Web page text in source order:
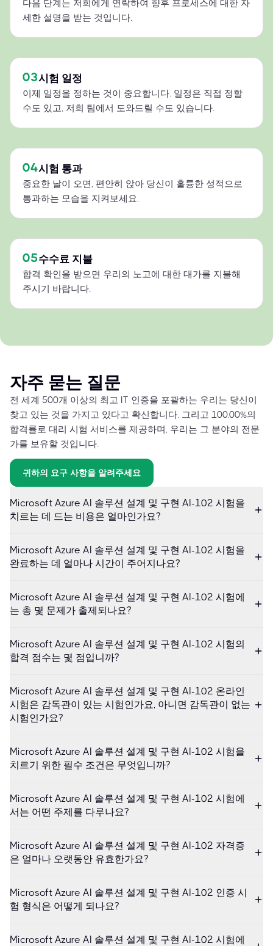
다음 단계는 저희에게 연락하여 향후 프로세스에 대한 자
세한 설명을 받는 것입니다.
03시험 일정
이제 일정을 정하는 것이 중요합니다. 일정은 직접 정할
수도 있고, 저희 팀에서 도와드릴 수도 있습니다.
04시험 통과
중요한 날이 오면, 편안히 앉아 당신이 훌륭한 성적으로
통과하는 모습을 지켜보세요.
05수수료 지불
합격 확인을 받으면 우리의 노고에 대한 대가를 지불해
주시기 바랍니다.
자주 묻는 질문
전 세계 500개 이상의 최고 IT 인증을 포괄하는 우리는 당신이
찾고 있는 것을 가지고 있다고 확신합니다. 그리고 100.00%의
합격률로 대리 시험 서비스를 제공하며, 우리는 그 분야의 전문
가를 보유할 것입니다.
귀하의 요구 사항을 알려주세요
Microsoft Azure AI 솔루션 설계 및 구현 AI-102 시험을
치르는 데 드는 비용은 얼마인가요?
Microsoft Azure AI 솔루션 설계 및 구현 AI-102 시험을
완료하는 데 얼마나 시간이 주어지나요?
Microsoft Azure AI 솔루션 설계 및 구현 AI-102 시험에
는 총 몇 문제가 출제되나요?
Microsoft Azure AI 솔루션 설계 및 구현 AI-102 시험의
합격 점수는 몇 점입니까?
Microsoft Azure AI 솔루션 설계 및 구현 AI-102 온라인
시험은 감독관이 있는 시험인가요, 아니면 감독관이 없는
시험인가요?
Microsoft Azure AI 솔루션 설계 및 구현 AI-102 시험을
치르기 위한 필수 조건은 무엇입니까?
Microsoft Azure AI 솔루션 설계 및 구현 AI-102 시험에
서는 어떤 주제를 다루나요?
Microsoft Azure AI 솔루션 설계 및 구현 AI-102 자격증
은 얼마나 오랫동안 유효한가요?
Microsoft Azure AI 솔루션 설계 및 구현 AI-102 인증 시
험 형식은 어떻게 되나요?
Microsoft Azure AI 솔루션 설계 및 구현 AI-102 시험에